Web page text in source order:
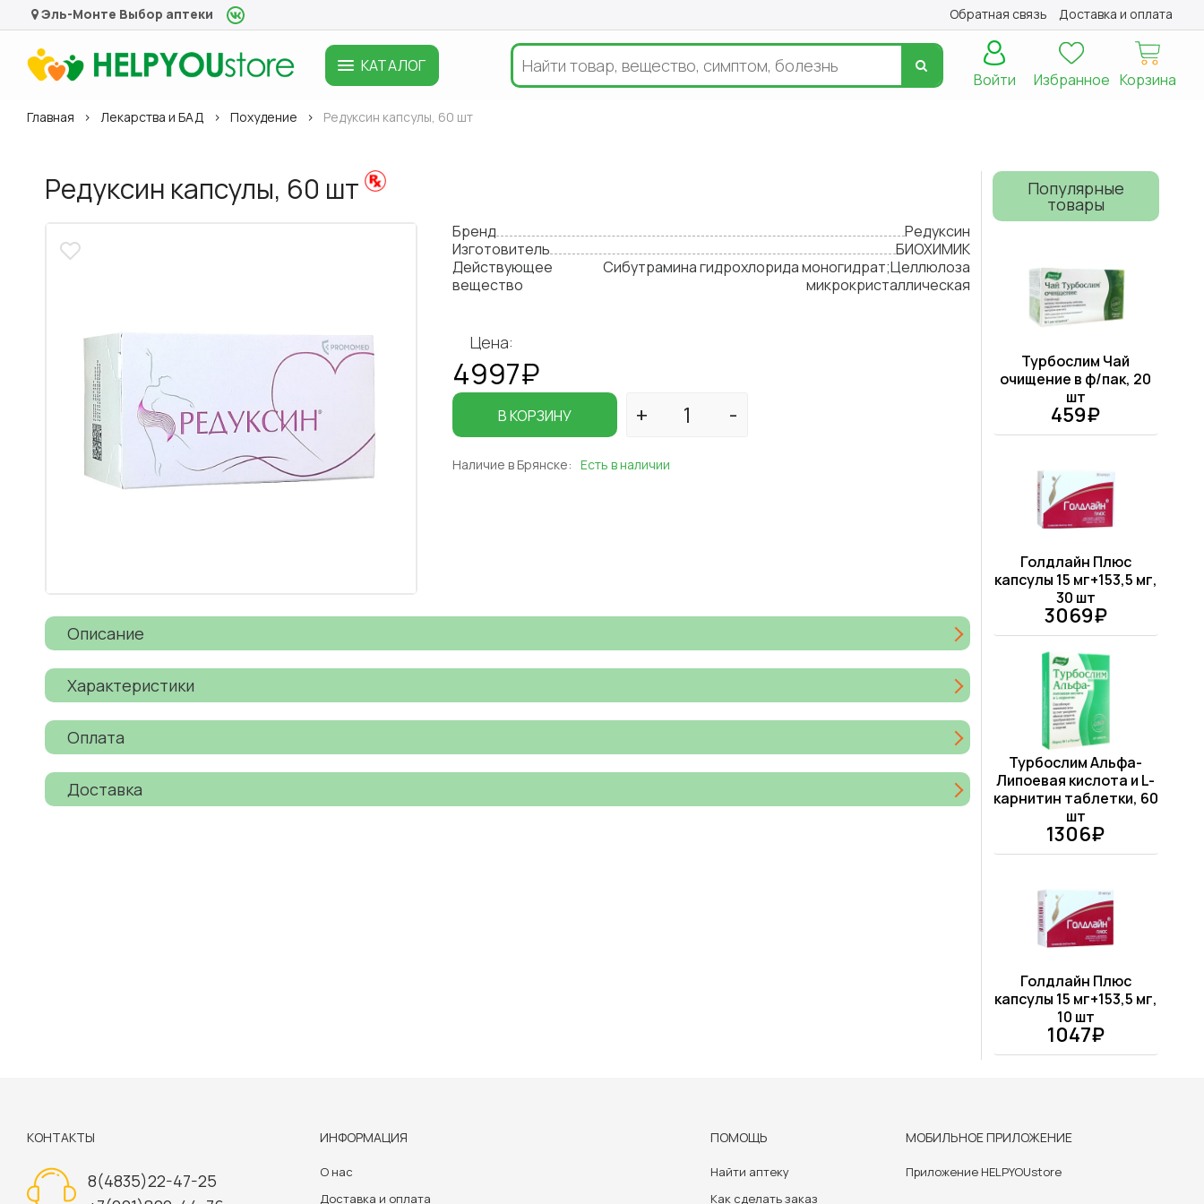
Эль-Монте Выбор аптеки Обратная связь Доставка и оплата
КАТАЛОГ
Корзина
Избранное
Войти
Главная Лекарства и БАД Похудение Редуксин капсулы, 60 шт
Редуксин капсулы, 60 шт
Бренд
Редуксин
Изготовитель
БИОХИМИК
Действующее
вещество
Сибутрамина гидрохлорида моногидрат;Целлюлоза
микрокристаллическая
Цена:
4997₽
В КОРЗИНУ
Наличие в Брянске: Есть в наличии
Описание
Характеристики
Оплата
Доставка
Популярные
товары
Турбослим Чай
очищение в ф/пак, 20
шт
459₽
Голдлайн Плюс
капсулы 15 мг+153,5 мг,
30 шт
3069₽
Турбослим Альфа-
Липоевая кислота и L-
карнитин таблетки, 60
шт
1306₽
Голдлайн Плюс
капсулы 15 мг+153,5 мг,
10 шт
1047₽
КОНТАКТЫ
8(4835)22-47-25
ИНФОРМАЦИЯ
О нас
Доставка и оплата
ПОМОЩЬ
Найти аптеку
Как сделать заказ
МОБИЛЬНОЕ ПРИЛОЖЕНИЕ
Приложение HELPYOUstore